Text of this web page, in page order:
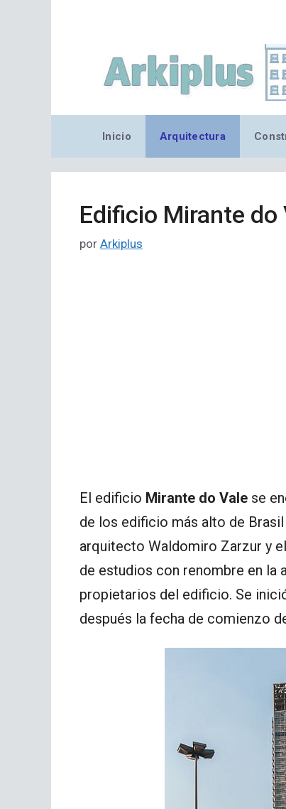
Inicio Arquitectura
Edificio Mirante do
por Arkiplus
El edificio Mirante do Vale se
de los edificio más alto de
arquitecto Waldomiro Zarzur y
de estudios con renombre en la
propietarios del edificio. Se
después la fecha de comienzo